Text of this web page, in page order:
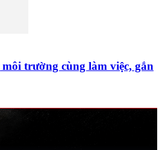
trường cùng làm việc, gắn